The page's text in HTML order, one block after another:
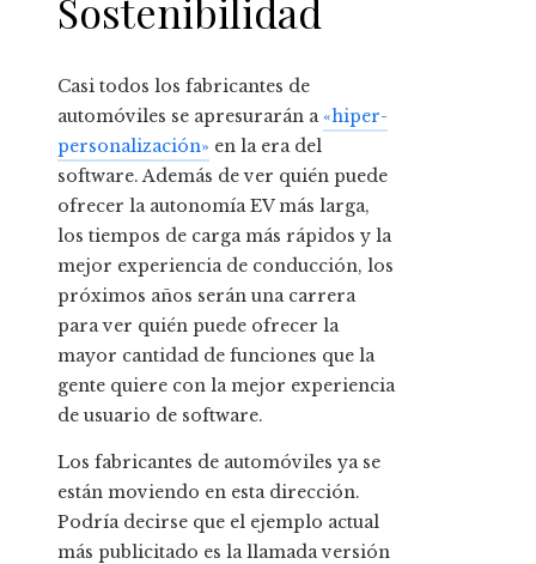
Sostenibilidad
Casi todos los fabricantes de
automóviles se apresurarán a «hiper-
personalización» en la era del
software. Además de ver quién puede
ofrecer la autonomía EV más larga,
los tiempos de carga más rápidos y la
mejor experiencia de conducción, los
próximos años serán una carrera
para ver quién puede ofrecer la
mayor cantidad de funciones que la
gente quiere con la mejor experiencia
de usuario de software.
Los fabricantes de automóviles ya se
están moviendo en esta dirección.
Podría decirse que el ejemplo actual
más publicitado es la llamada versión